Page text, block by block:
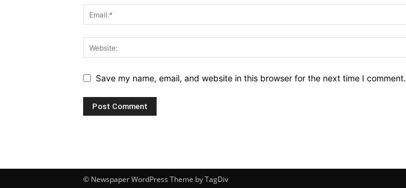
Save my name, email, and website in this browser for the next time I comment.
© Newspaper WordPress Theme by TagDiv